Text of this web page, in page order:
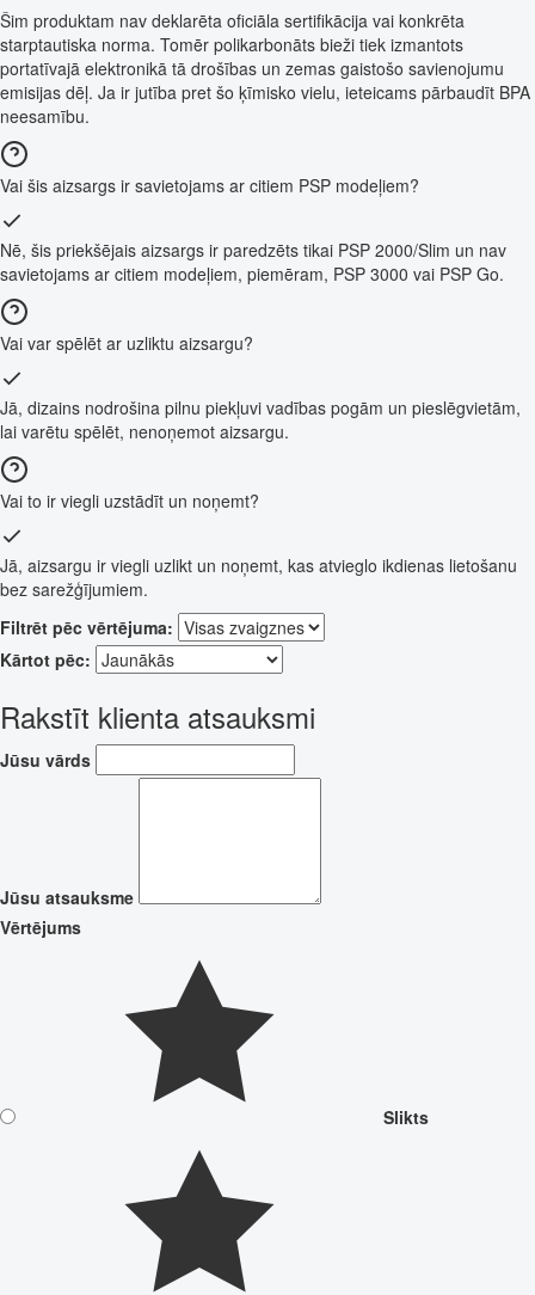
Šim produktam nav deklarēta oficiāla sertifikācija vai konkrēta
starptautiska norma. Tomēr polikarbonāts bieži tiek izmantots
portatīvajā elektronikā tā drošības un zemas gaistošo savienojumu
emisijas dēļ. Ja ir jutība pret šo ķīmisko vielu, ieteicams pārbaudīt BPA
neesamību.
Vai šis aizsargs ir savietojams ar citiem PSP modeļiem?
Nē, šis priekšējais aizsargs ir paredzēts tikai PSP 2000/Slim un nav
savietojams ar citiem modeļiem, piemēram, PSP 3000 vai PSP Go.
Vai var spēlēt ar uzliktu aizsargu?
Jā, dizains nodrošina pilnu piekļuvi vadības pogām un pieslēgvietām,
lai varētu spēlēt, nenoņemot aizsargu.
Vai to ir viegli uzstādīt un noņemt?
Jā, aizsargu ir viegli uzlikt un noņemt, kas atvieglo ikdienas lietošanu
bez sarežģījumiem.
Filtrēt pēc vērtējuma:
Kārtot pēc:
Rakstīt klienta atsauksmi
Jūsu vārds
Jūsu atsauksme
Vērtējums
Slikts